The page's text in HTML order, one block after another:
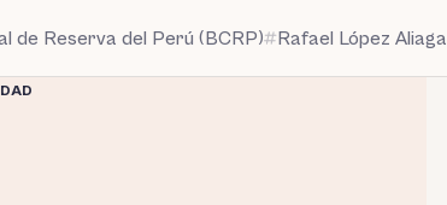
de Reserva del Perú (BCRP) Rafael López Aliaga